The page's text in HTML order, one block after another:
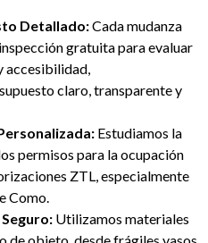
Detallado:Cada mudanza
gratuita para evaluar
accesibilidad,
claro, transparente y
Estudiamos la
permisos para la ocupación
ZTL, especialmente
Como.
Utilizamos materiales